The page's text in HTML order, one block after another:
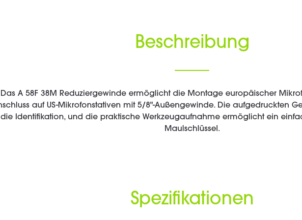
Beschreibung
Das A 58F 38M Reduziergewinde ermöglicht die Montage europäischer
auf US-Mikrofonstativen mit 5/8"-Außengewinde. Die aufgedruckten
die Identifikation, und die praktische Werkzeugaufnahme ermöglicht ein
Maulschlüssel.
Spezifikationen